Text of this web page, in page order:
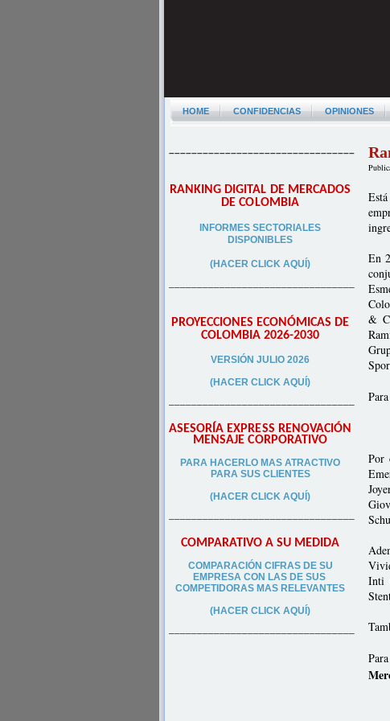
HOME CONFIDENCIAS OPINIONES
–––––––––––––––––––––––––––––––––
RANKING DIGITAL DE MERCADOS
DE COLOMBIA
INFORMES SECTORIALES
DISPONIBLES
(HACER CLICK AQUÍ)
–––––––––––––––––––––––––––––––––
PROYECCIONES ECONÓMICAS DE
COLOMBIA 2026-2030
VERSIÓN JULIO 2026
(HACER CLICK AQUÍ)
–––––––––––––––––––––––––––––––––
ASESORÍA EXPRESS RENOVACIÓN
MENSAJE CORPORATIVO
PARA HACERLO MAS ATRACTIVO
PARA SUS CLIENTES
(HACER CLICK AQUÍ)
–––––––––––––––––––––––––––––––––
COMPARATIVO A SU MEDIDA
COMPARACIÓN CIFRAS DE SU
EMPRESA CON LAS DE SUS
COMPETIDORAS MAS RELEVANTES
(HACER CLICK AQUÍ)
–––––––––––––––––––––––––––––––––
En
&
Por
Inti